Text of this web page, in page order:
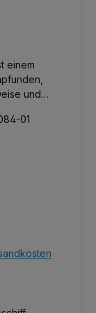
einem
und
dieses
01